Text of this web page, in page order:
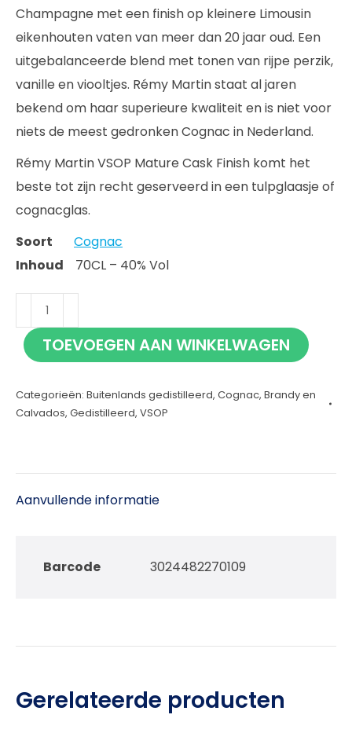
Champagne met een finish op kleinere Limousin
eikenhouten vaten van meer dan 20 jaar oud. Een
uitgebalanceerde blend met tonen van rijpe perzik,
vanille en viooltjes. Rémy Martin staat al jaren
bekend om haar superieure kwaliteit en is niet voor
niets de meest gedronken Cognac in Nederland.
Rémy Martin VSOP Mature Cask Finish komt het
beste tot zijn recht geserveerd in een tulpglaasje of
cognacglas.
Soort Cognac
Inhoud 70CL – 40% Vol
Rémy
Martin
VSOP
70cl
aantal
TOEVOEGEN AAN WINKELWAGEN
Categorieën: Buitenlands gedistilleerd, Cognac, Brandy en
Calvados, Gedistilleerd, VSOP
Aanvullende informatie
Barcode 3024482270109
Gerelateerde producten